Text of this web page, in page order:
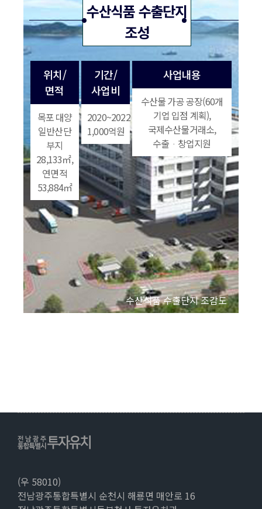
수산식품 수출단지
조성
위치/
면적
목포 대양
일반산단
부지
28,133㎡,
연면적
53,884㎡
기간/
사업비
2020~2022
1,000억원
사업내용
수산물 가공 공장(60개
기업 입점 계획),
국제수산물거래소,
수출ᆞ창업지원
수산식품 수출단지 조감도
(우 58010)
전남광주통합특별시 순천시 해룡면 매안로 16